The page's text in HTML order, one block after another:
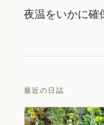
夜温をいかに確
最近の日誌